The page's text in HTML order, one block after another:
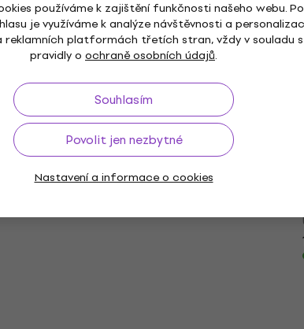
používáme k zajištění funkčnosti našeho webu. Po
je využíváme k analýze návštěvnosti a
reklamních platformách třetích stran, vždy v souladu s
pravidly o ochraně osobních údajů.
Souhlasím
Povolit jen nezbytné
Nastavení a informace o cookies
03.1115 Tekuté uhlí 1 ks
přírodních uhlíků 7 - 8 mm 4 ks